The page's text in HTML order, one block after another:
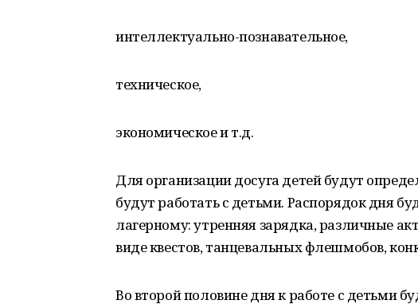
интеллектуально-познавательное,
техническое,
экономическое и т.д.
Для организации досуга детей будут
будут работать с детьми. Распорядок дня
лагерному: утренняя зарядка, различные
виде квестов, танцевальных флешмобов,
Во второй половине дня к работе с детьми